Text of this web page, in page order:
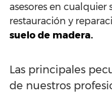
asesores en cualquier
restauración y
suelo de madera.
Las principales
de nuestros